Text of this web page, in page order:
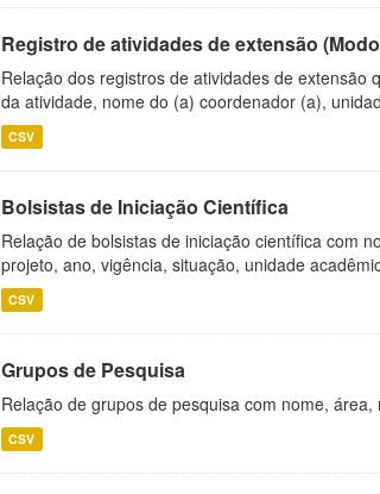
Registro de atividades de extensão
Relação dos registros de atividades de
da atividade, nome do (a) coordenador (a),
CSV
Bolsistas de Iniciação Científica
Relação de bolsistas de iniciação científica com
projeto, ano, vigência, situação, unidade
CSV
Grupos de Pesquisa
Relação de grupos de pesquisa com nome, área,
CSV